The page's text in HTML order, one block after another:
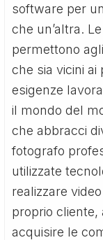
software per
che un’altra.
permettono
che sia vicini
esigenze
il mondo del
che abbracci
fotografo
utilizzate
realizzare
proprio cliente,
acquisire le